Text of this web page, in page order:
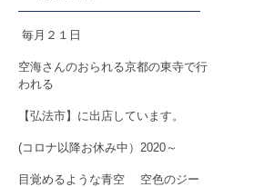
毎月２１日
空海さんのおられる京都の東寺で行
われる
【弘法市】に出店しています。
(コロナ以降お休み中）2020～
目覚めるような青空 空色のジー